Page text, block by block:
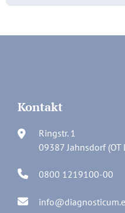
Kontakt
Ringstr. 1
09387 Jahnsdorf (OT
0800 1219100-00